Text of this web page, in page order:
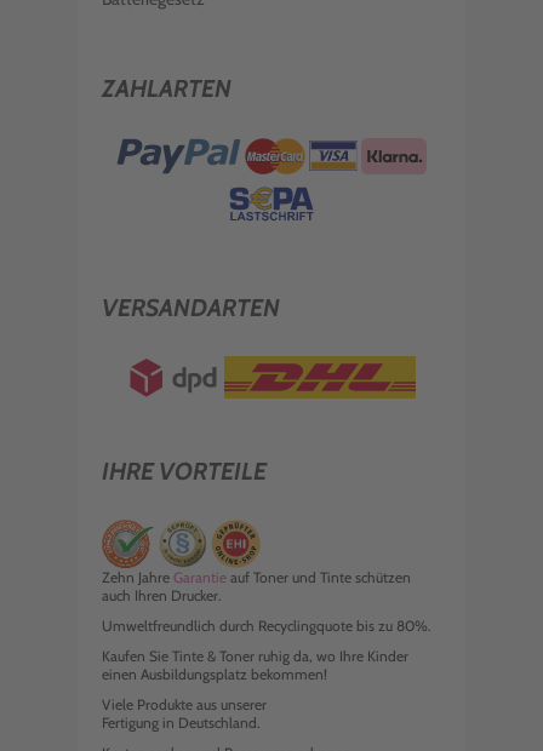
ZAHLARTEN
VERSANDARTEN
IHRE VORTEILE
Zehn Jahre Garantie auf Toner und Tinte schützen
auch Ihren Drucker.
Umweltfreundlich durch Recyclingquote bis zu 80%.
Kaufen Sie Tinte & Toner ruhig da, wo Ihre Kinder
einen Ausbildungsplatz bekommen!
Viele Produkte aus unserer
Fertigung in Deutschland.